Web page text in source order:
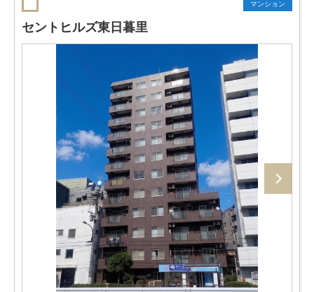
マンション
セントヒルズ東日暮里